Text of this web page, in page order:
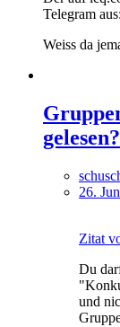
Telegram aus:
Weiss da
gelesen?
26.
Zitat
Du
und